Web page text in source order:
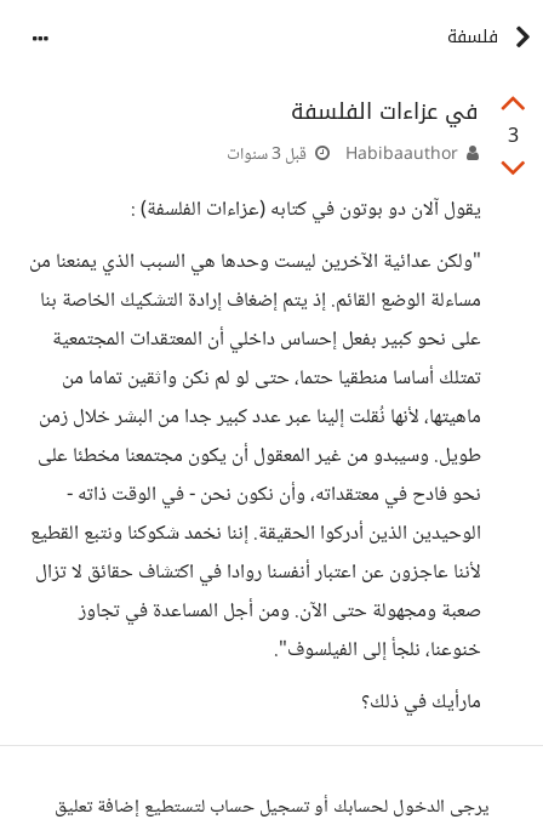
فلسفة
3
في عزاءات الفلسفة
قبل 3 سنوات
يقول آلان دو بوتون في كتابه (عزاءات الفلسفة) :
"ولكن عدائية الآخرين ليست وحدها هي السبب الذي يمنعنا من
مساءلة الوضع القائم. إذ يتم إضغاف إرادة التشكيك الخاصة بنا
على نحو كبير بفعل إحساس داخلي أن المعتقدات المجتمعية
تمتلك أساسا منطقيا حتما، حتى لو لم نكن واثقين تماما من
ماهيتها، لأنها نُقلت إلينا عبر عدد كبير جدا من البشر خلال زمن
طويل. وسيبدو من غير المعقول أن يكون مجتمعنا مخطئا على
نحو فادح في معتقداته، وأن نكون نحن - في الوقت ذاته -
الوحيدين الذين أدركوا الحقيقة. إننا نخمد شكوكنا ونتبع القطيع
لأننا عاجزون عن اعتبار أنفسنا روادا في اكتشاف حقائق لا تزال
صعبة ومجهولة حتى الآن. ومن أجل المساعدة في تجاوز
خنوعنا، نلجأ إلى الفيلسوف".
مارأيك في ذلك؟
يرجى الدخول لحسابك أو تسجيل حساب لتستطيع إضافة تعليق